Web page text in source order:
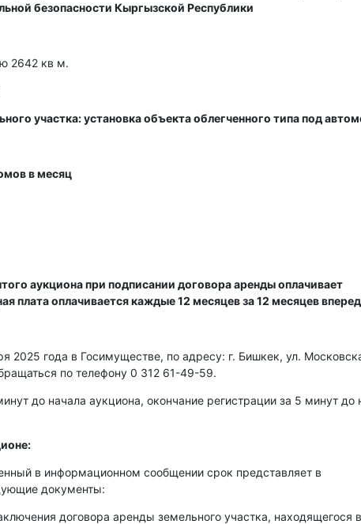
безопасности Кыргызской Республики
2642 кв м.
участка: установка объекта облегченного типа под
в месяц
аукциона при подписании договора аренды оплачивает
плата оплачивается каждые 12 месяцев за 12 месяцев
2025 года в Госимуществе, по адресу: г. Бишкек, ул.
по телефону 0 312 61-49-59.
до начала аукциона, окончание регистрации за 5 минут до
в информационном сообщении срок представляет в
документы:
договора аренды земельного участка, находящегося в